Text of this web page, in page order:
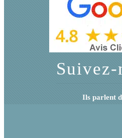
Suivez-
Ils parlent